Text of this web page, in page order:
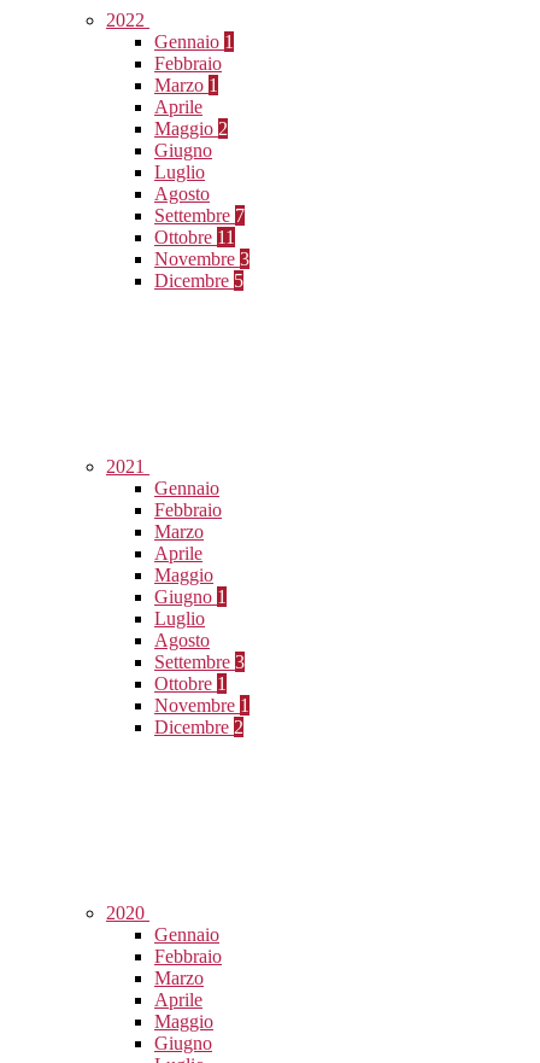
2022
Gennaio 1
Febbraio
Marzo 1
Aprile
Maggio 2
Giugno
Luglio
Agosto
Settembre 7
Ottobre 11
Novembre 3
Dicembre 5
2021
Gennaio
Febbraio
Marzo
Aprile
Maggio
Giugno 1
Luglio
Agosto
Settembre 3
Ottobre 1
Novembre 1
Dicembre 2
2020
Gennaio
Febbraio
Marzo
Aprile
Maggio
Giugno